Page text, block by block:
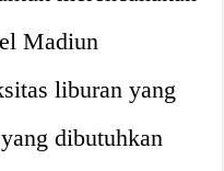
Madiun
liburan yang
dibutuhkan